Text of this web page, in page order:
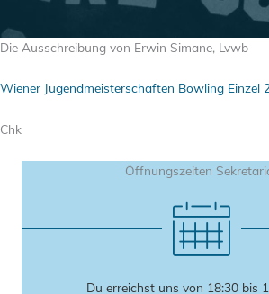
Die Ausschreibung von Erwin Simane, Lvwb
Wiener Jugendmeisterschaften Bowling Einzel
Chk
Öffnungszeiten
Du erreichst uns von 18:30 bis